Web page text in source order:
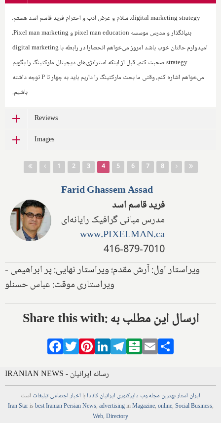
digital marketing strategy. سلام و عرض ادب و احترام فرید قاسم اسد هستم،
بنیانگذار و مدرس موسسه pixel man educationو ‌Pixel man marketing،
امیدوارم حالتان خوب باشد امروز می‌خواهم انحصارا در رابطه باdigital marketing
strategyصحبت کنم. قبل از اینکه استراتژی‌های دیجیتال مارکتینگ را بگویم
می‌خواهم اشاره کنم، وقتی ما بحث مارکتینگ را داریم باید به چهار تاPتوجه داشته
باشیم.
Reviews
Images
Pages 1 2 3 4 5 6 7 8
Farid Ghassem Assad
فرید قاسم اسد
مدرس مبانی گرافیک رایانه‌ای
www.PIXELMAN.ca
416-879-7010
ویراستار اول: آرش مقدم؛ ویراستار نهایی: پر ابراهیمی -
ویراستاری موقت: عباس حسنلو
Share this with: ارسال این مطلب به
Facebook
TwitterPinterestLinkedIn
Telegram
Balatarin
Email
IRANIAN NEWS - رسانه ایرانیان
ایران استاربهترین مجلهوب دایرکتوری ایرانیان کانادابا اخباراجتماعیتبلیغات است
Iran Starisbest Iranian PersianNews,advertisinginMagazine,online,Social Business,
Web,Directory